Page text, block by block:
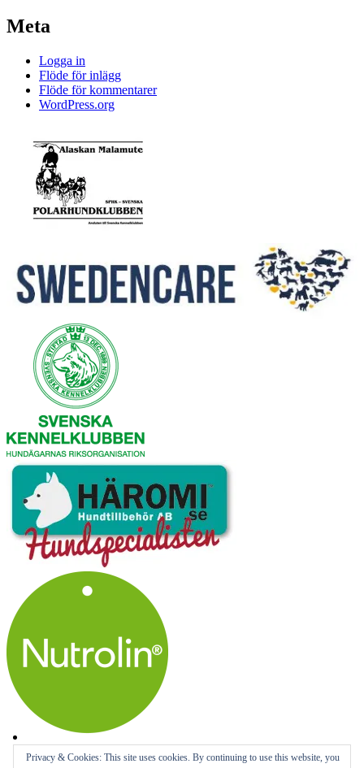
Meta
Logga in
Flöde för inlägg
Flöde för kommentarer
WordPress.org
Privacy & Cookies: This site uses cookies. By continuing to use this website, you